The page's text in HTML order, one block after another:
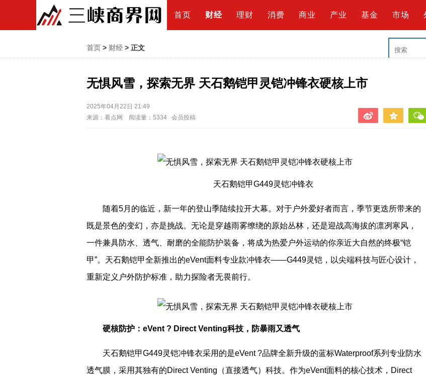
首页 财经 理财 消费 商业 产业 基金 市场
首页 > 财经 > 正文
无惧风雪，探索无界 天石鹅铠甲灵铠冲锋衣硬核上市
2025年04月22日 21:49
来源：看点网 阅读量：5334 会员投稿
天石鹅铠甲G449灵铠冲锋衣
随着5月的临近，新一年的登山季陆续拉开大幕。对于户外爱好者而言，季节更迭所带来的
既是景色的变幻，亦是挑战。无论是穿越雨雾缭绕的原始丛林，还是迎战高海拔的凛冽寒风，
一件兼具防水、透气、耐磨的全能防护装备，将成为热爱户外运动的你亲近大自然的终极“铠
甲”。天石鹅铠甲全新推出的eVent面料专业款冲锋衣——G449灵铠，以尖端科技与匠心设计，
重新定义户外防护标准，助力探险者无畏前行。
硬核防护： eVent ? Direct Venting科技 ， 防暴雨又透气
天石鹅铠甲G449灵铠冲锋衣采用的是eVent ?品牌全新升级的蓝标Waterproof系列专业防水
透气膜，采用其独有的Direct Venting（直接透气）科技。作为eVent面料的核心技术，Direct